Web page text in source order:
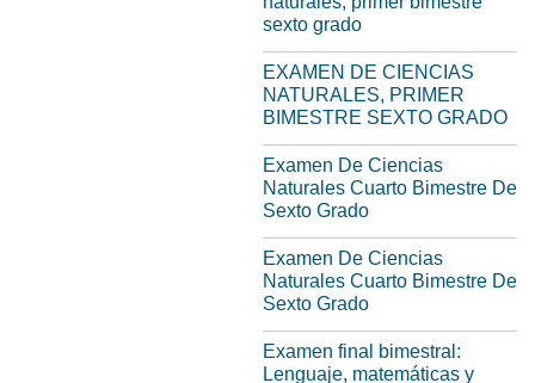
sexto grado
EXAMEN DE CIENCIAS
NATURALES, PRIMER
BIMESTRE SEXTO GRADO
Examen De Ciencias
Naturales Cuarto Bimestre De
Sexto Grado
Examen De Ciencias
Naturales Cuarto Bimestre De
Sexto Grado
Examen final bimestral:
Lenguaje, matemáticas y